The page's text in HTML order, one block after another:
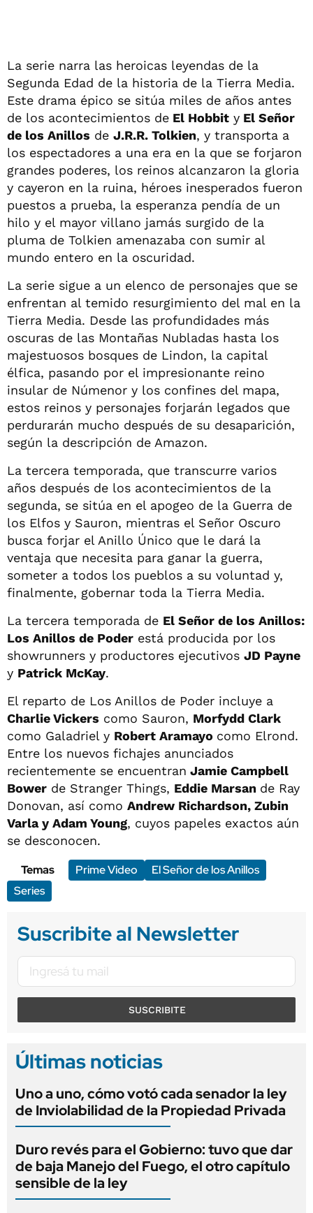
La serie narra las heroicas leyendas de la
Segunda Edad de la historia de la Tierra Media.
Este drama épico se sitúa miles de años antes
de los acontecimientos de El Hobbit y El Señor
de los Anillos de J.R.R. Tolkien, y transporta a
los espectadores a una era en la que se forjaron
grandes poderes, los reinos alcanzaron la gloria
y cayeron en la ruina, héroes inesperados fueron
puestos a prueba, la esperanza pendía de un
hilo y el mayor villano jamás surgido de la
pluma de Tolkien amenazaba con sumir al
mundo entero en la oscuridad.
La serie sigue a un elenco de personajes que se
enfrentan al temido resurgimiento del mal en la
Tierra Media. Desde las profundidades más
oscuras de las Montañas Nubladas hasta los
majestuosos bosques de Lindon, la capital
élfica, pasando por el impresionante reino
insular de Númenor y los confines del mapa,
estos reinos y personajes forjarán legados que
perdurarán mucho después de su desaparición,
según la descripción de Amazon.
La tercera temporada, que transcurre varios
años después de los acontecimientos de la
segunda, se sitúa en el apogeo de la Guerra de
los Elfos y Sauron, mientras el Señor Oscuro
busca forjar el Anillo Único que le dará la
ventaja que necesita para ganar la guerra,
someter a todos los pueblos a su voluntad y,
finalmente, gobernar toda la Tierra Media.
La tercera temporada de El Señor de los Anillos:
Los Anillos de Poder está producida por los
showrunners y productores ejecutivos JD Payne
y Patrick McKay.
El reparto de Los Anillos de Poder incluye a
Charlie Vickers como Sauron, Morfydd Clark
como Galadriel y Robert Aramayo como Elrond.
Entre los nuevos fichajes anunciados
recientemente se encuentran Jamie Campbell
Bower de Stranger Things, Eddie Marsan de Ray
Donovan, así como Andrew Richardson, Zubin
Varla y Adam Young, cuyos papeles exactos aún
se desconocen.
Temas
Prime Video
El Señor de los Anillos
Series
Suscribite al Newsletter
SUSCRIBITE
Últimas noticias
Uno a uno, cómo votó cada senador la ley
de Inviolabilidad de la Propiedad Privada
Duro revés para el Gobierno: tuvo que dar
de baja Manejo del Fuego, el otro capítulo
sensible de la ley